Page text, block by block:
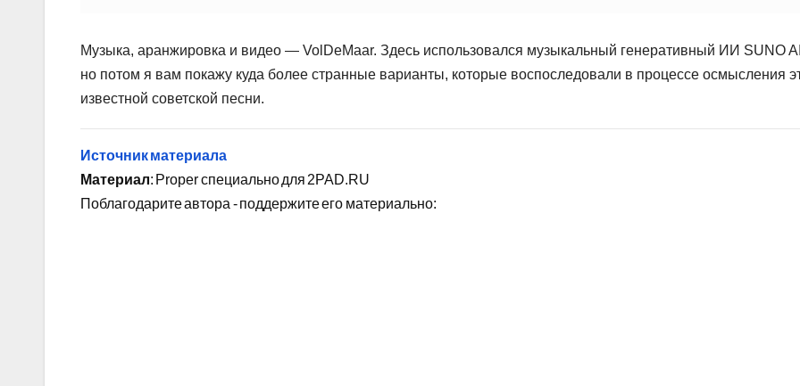
Музыка, аранжировка и видео — VolDeMaar. Здесь использовался музыкальный генеративный ИИ SUNO
но потом я вам покажу куда более странные варианты, которые воспоследовали в процессе осмысления
известной советской песни.
Источник материала
Материал: Proper специально для 2PAD.RU
Поблагодарите автора - поддержите его материально: